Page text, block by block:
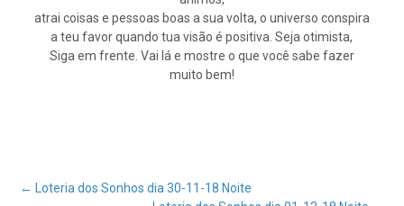
atrai coisas e pessoas boas a sua volta, o universo conspira
a teu favor quando tua visão é positiva. Seja otimista,
Siga em frente. Vai lá e mostre o que você sabe fazer
muito bem!
←
Loteria dos Sonhos dia 30-11-18 Noite